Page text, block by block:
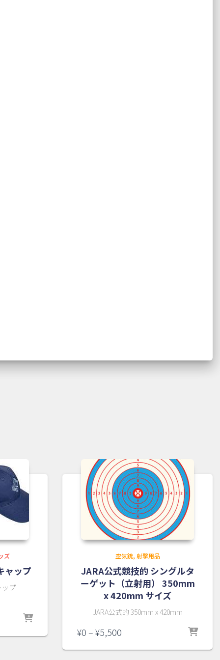
ズ
ャップ
プ
空気銃 射撃用品
JARA公式競技的 シングルタ
ーゲット（立射用） 350mm
x 420mm サイズ
JARA公式的 350mm x 420mm
¥0–¥5,500
帯: